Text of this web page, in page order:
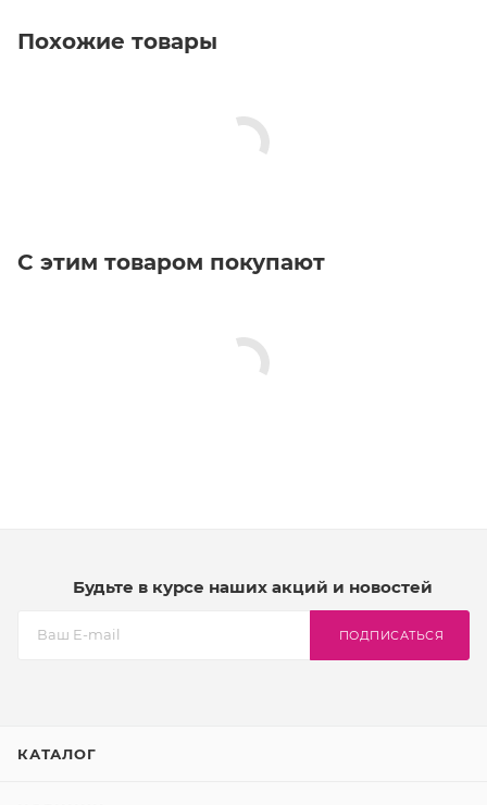
Похожие товары
С этим товаром покупают
Будьте в курсе наших акций и новостей
ПОДПИСАТЬСЯ
КАТАЛОГ